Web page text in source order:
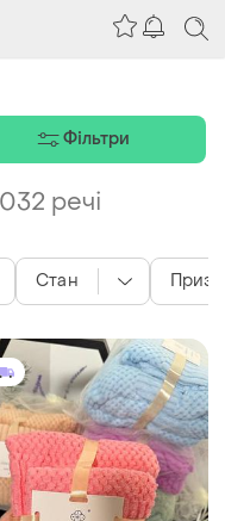
речі
Стан
Фільтри